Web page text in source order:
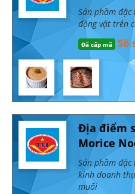
Sản phầm
động vật trên
Đã cấp mã Số
Địa điểm
Morice
Sản phầm
kinh doanh
muối